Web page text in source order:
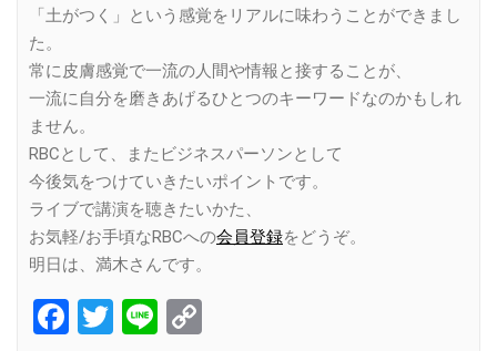
「土がつく」という感覚をリアルに味わうことができまし
た。
常に皮膚感覚で一流の人間や情報と接することが、
一流に自分を磨きあげるひとつのキーワードなのかもしれ
ません。
RBCとして、またビジネスパーソンとして
今後気をつけていきたいポイントです。
ライブで講演を聴きたいかた、
お気軽/お手頃なRBCへの会員登録をどうぞ。
明日は、満木さんです。
Facebook
Twitter
Line